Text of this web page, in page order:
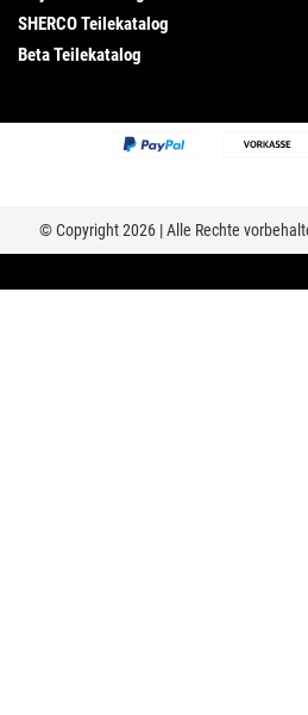
SHERCO Teilekatalog
Beta Teilekatalog
© Copyright 2026 | Alle Rechte